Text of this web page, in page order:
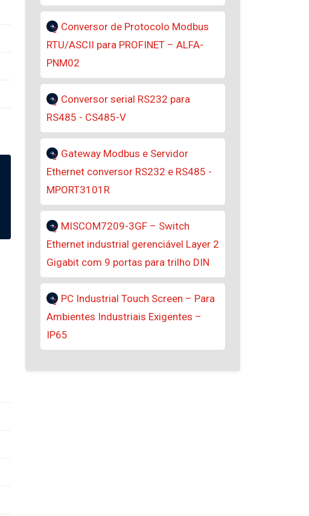
Conversor de Protocolo Modbus
RTU/ASCII para PROFINET – ALFA-
PNM02
Conversor serial RS232 para
RS485 - CS485-V
Gateway Modbus e Servidor
Ethernet conversor RS232 e RS485 -
MPORT3101R
MISCOM7209-3GF – Switch
Ethernet industrial gerenciável Layer 2
Gigabit com 9 portas para trilho DIN
PC Industrial Touch Screen – Para
Ambientes Industriais Exigentes –
IP65